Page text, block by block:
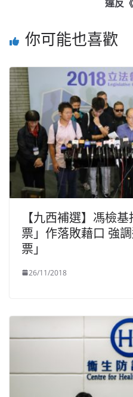
違反
你可能也喜歡
【九西補選】馮檢
票」作落敗藉口 強
票」
26/11/2018